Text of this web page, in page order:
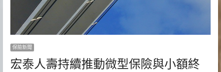
保險新聞
宏泰人壽持續推動微型保險與小額終